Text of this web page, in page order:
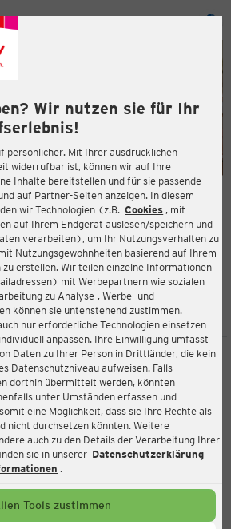
Wir nutzen sie für Ihr
persönlicher. Mit Ihrer ausdrücklichen
widerrufbar ist, können wir auf Ihre
Inhalte bereitstellen und für sie passende
auf Partner-Seiten anzeigen. In diesem
wir Technologien (z.B. Cookies , mit
auf Ihrem Endgerät auslesen/speichern und
verarbeiten), um Ihr Nutzungsverhalten zu
Nutzungsgewohnheiten basierend auf Ihrem
erstellen. Wir teilen einzelne Informationen
mit Werbepartnern wie sozialen
zu Analyse-, Werbe- und
können sie untenstehend zustimmen.
nur erforderliche Technologien einsetzen
anpassen. Ihre Einwilligung umfasst
Daten zu Ihrer Person in Drittländer, die kein
Datenschutzniveau aufweisen. Falls
dorthin übermittelt werden, könnten
unter Umständen erfassen und
eine Möglichkeit, dass sie Ihre Rechte als
nicht durchsetzen könnten. Weitere
auch zu den Details der Verarbeitung Ihrer
sie in unserer Datenschutzerklärung
.
Tools zustimmen
FAMILY FILIALE
Lindenstr. 1
Gescher
4,4
Bewertung:
SORTIMENT AKTIONEN
family
Gescher